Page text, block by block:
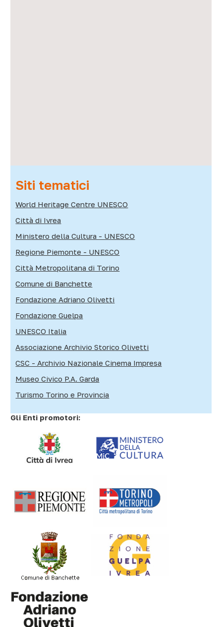
Siti tematici
World Heritage Centre UNESCO
Città di Ivrea
Ministero della Cultura - UNESCO
Regione Piemonte - UNESCO
Città Metropolitana di Torino
Comune di Banchette
Fondazione Adriano Olivetti
Fondazione Guelpa
UNESCO Italia
Associazione Archivio Storico Olivetti
CSC - Archivio Nazionale Cinema Impresa
Museo Civico P.A. Garda
Turismo Torino e Provincia
Gli Enti promotori: